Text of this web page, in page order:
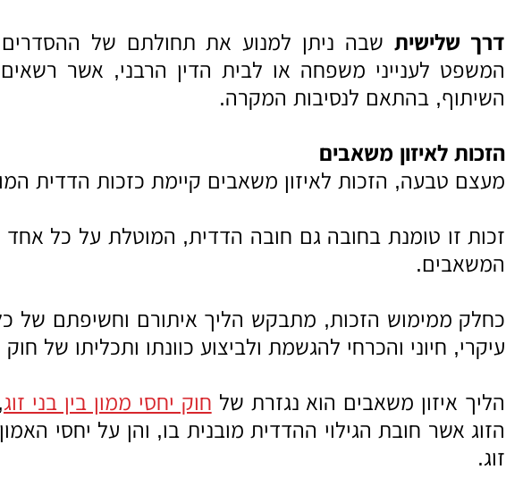
דרך שלישית שבה ניתן למנוע את תחולתם של
המשפט לענייני משפחה או לבית הדין הרבני, אשר
השיתוף, בהתאם לנסיבות המקרה.
הזכות לאיזון משאבים
מעצם טבעה, הזכות לאיזון משאבים קיימת כזכות הדדית
זכות זו טומנת בחובה גם חובה הדדית, המוטלת על כל אחד
המשאבים.
כחלק ממימוש הזכות, מתבקש הליך איתורם וחשיפתם של
עיקרי, חיוני והכרחי להגשמת ולביצוע כוונתו ותכליתו של חוק
הליך איזון משאבים הוא נגזרת של חוק יחסי ממון בין בני זוג
הזוג אשר חובת הגילוי ההדדית מובנית בו, והן על יחסי
זוג.